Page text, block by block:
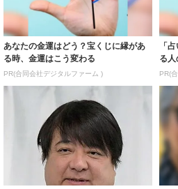
あなたの金運はどう？宝くじに縁があ
る時、金運はこう変わる
PR(合同会社デジタルファーム )
「
る人
PR(